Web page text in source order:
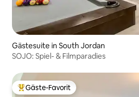
Gästesuite in South Jordan
SOJO: Spiel- & Filmparadies
Beliebter Gäste-Favorit.
Gäste-Favorit